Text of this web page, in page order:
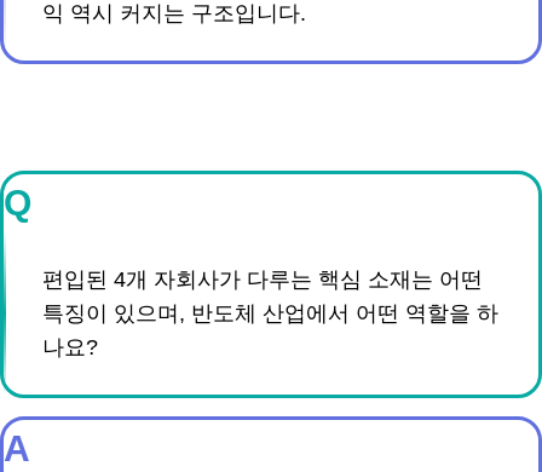
익 역시 커지는 구조입니다.
Q
편입된 4개 자회사가 다루는 핵심 소재는 어떤
특징이 있으며, 반도체 산업에서 어떤 역할을 하
나요?
A